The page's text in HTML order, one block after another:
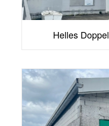
Helles